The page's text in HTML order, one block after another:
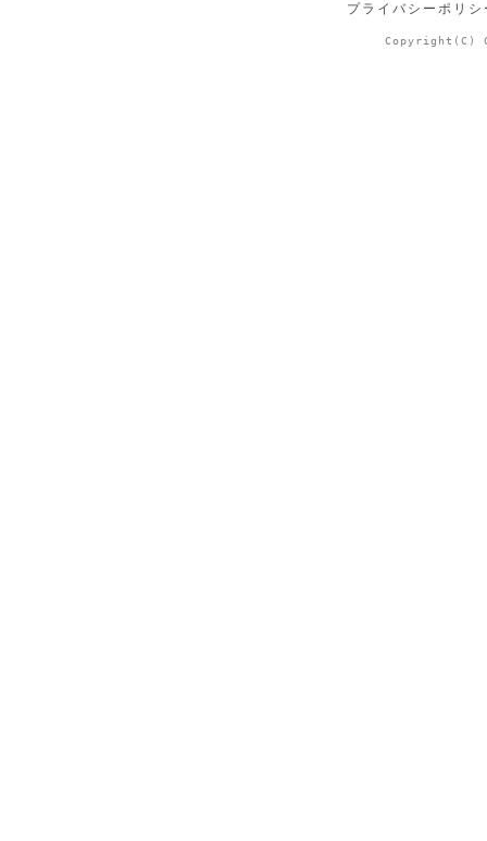
プライバシーポリ
Copyright(C)